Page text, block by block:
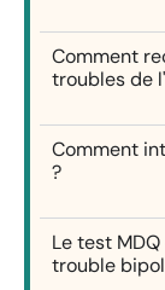
Comment
troubles de
Comment
?
Le test
trouble